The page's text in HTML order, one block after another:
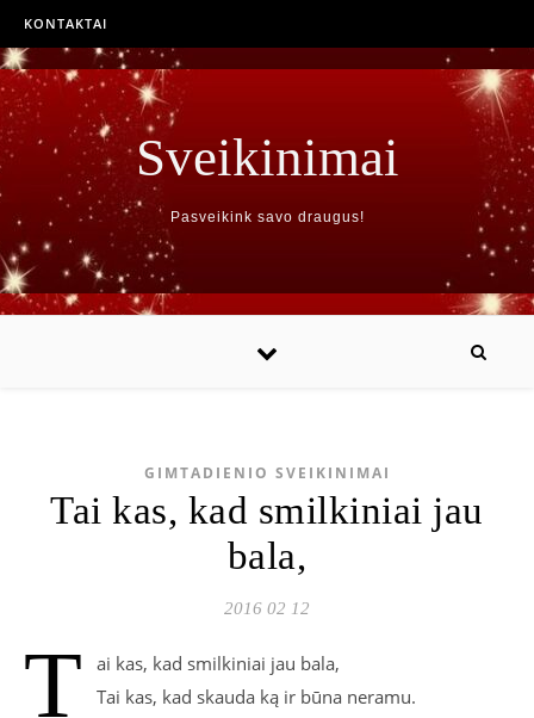
KONTAKTAI
Sveikinimai
Pasveikink savo draugus!
GIMTADIENIO SVEIKINIMAI
Tai kas, kad smilkiniai jau
bala,
2016 02 12
T
ai kas, kad smilkiniai jau bala,
Tai kas, kad skauda ką ir būna neramu.